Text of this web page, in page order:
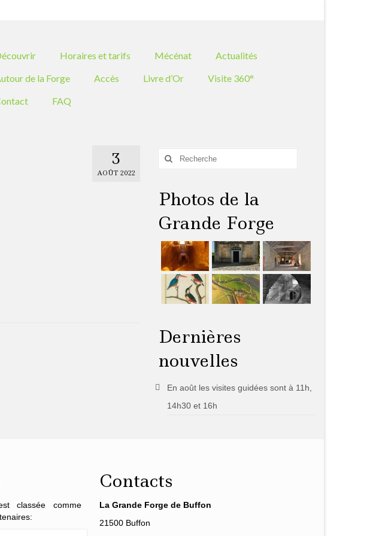
Horaires et tarifs Mécénat
Actualités
de la Forge
Accès Livre d’Or
Visite 360°
FAQ
3
AOÛT 2022
Rechercher
Photos de la
Grande Forge
Dernières
nouvelles
En août les visites guidées sont à 11h,
14h30 et 16h
classée comme
Contacts
La Grande Forge de Buffon
21500 Buffon